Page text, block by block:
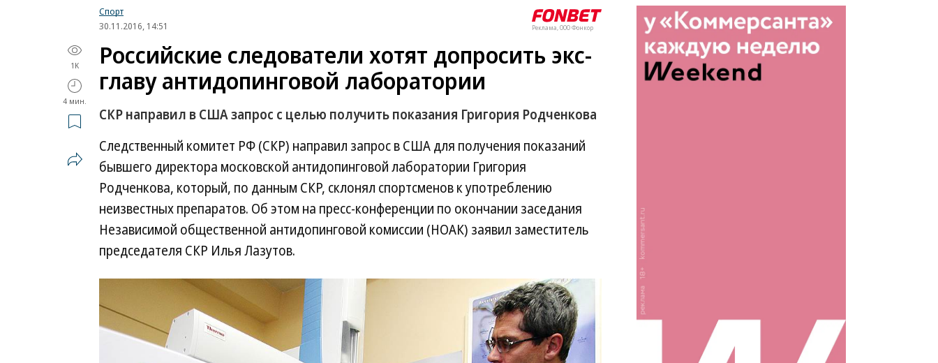
Реклама, ООО Фонкор
Спорт
30.11.2016, 14:51
1K
4 мин.
Российские следователи хотят допросить экс-
главу антидопинговой лаборатории
СКР направил в США запрос с целью получить показания Григория Родченкова
Следственный комитет РФ (СКР) направил запрос в США для получения показаний
бывшего директора московской антидопинговой лаборатории Григория
Родченкова, который, по данным СКР, склонял спортсменов к употреблению
неизвестных препаратов. Об этом на пресс-конференции по окончании заседания
Независимой общественной антидопинговой комиссии (НОАК) заявил заместитель
председателя СКР Илья Лазутов.